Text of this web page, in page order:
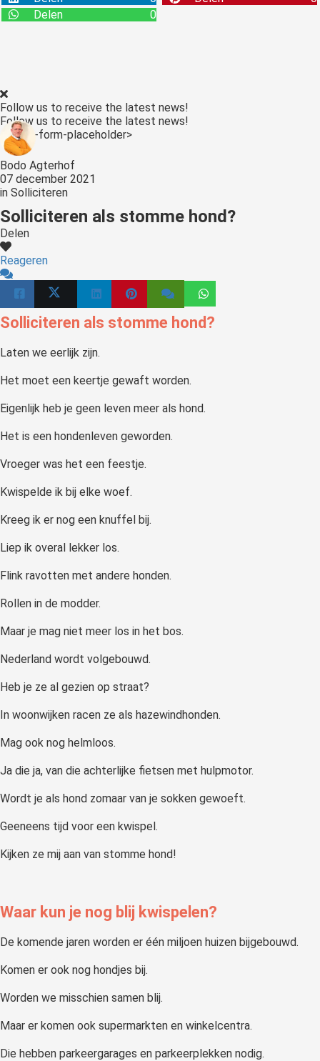
Delen
0
Follow us to receive the latest news!
Follow us to receive the latest news!
<:optin-form-placeholder>
Bodo Agterhof
07 december 2021
in Solliciteren
Solliciteren als stomme hond?
Delen
Reageren
Solliciteren als stomme hond?
Laten we eerlijk zijn.
Het moet een keertje gewaft worden.
Eigenlijk heb je geen leven meer als hond.
Het is een hondenleven geworden.
Vroeger was het een feestje.
Kwispelde ik bij elke woef.
Kreeg ik er nog een knuffel bij.
Liep ik overal lekker los.
Flink ravotten met andere honden.
Rollen in de modder.
Maar je mag niet meer los in het bos.
Nederland wordt volgebouwd.
Heb je ze al gezien op straat?
In woonwijken racen ze als hazewindhonden.
Mag ook nog helmloos.
Ja die ja, van die achterlijke fietsen met hulpmotor.
Wordt je als hond zomaar van je sokken gewoeft.
Geeneens tijd voor een kwispel.
Kijken ze mij aan van stomme hond!
Waar kun je nog blij kwispelen?
De komende jaren worden er één miljoen huizen bijgebouwd.
Komen er ook nog hondjes bij.
Worden we misschien samen blij.
Maar er komen ook supermarkten en winkelcentra.
Die hebben parkeergarages en parkeerplekken nodig.
kan de
niet
worden
om
te
over
van
op
gebruikt
te
Hierdoor